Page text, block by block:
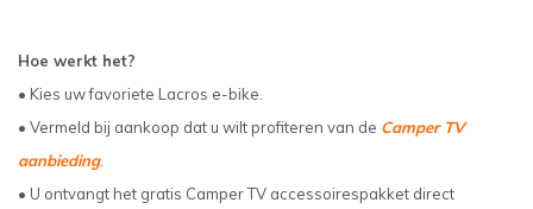
Hoe werkt het?
• Kies uw favoriete Lacros e-bike.
• Vermeld bij aankoop dat u wilt profiteren van de Camper TV
aanbieding.
• U ontvangt het gratis Camper TV accessoirespakket direct